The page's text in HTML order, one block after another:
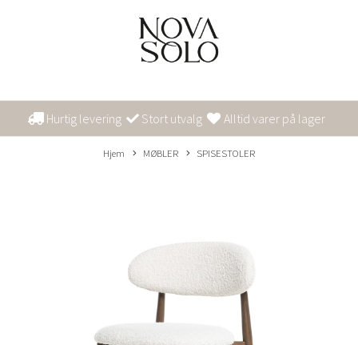
Hurtig levering Stort utvalg Alltid varer på lager
Hjem MØBLER SPISESTOLER